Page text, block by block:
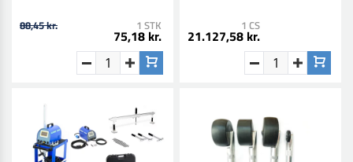
88,45 kr. 1 STK
75,18 kr.
1 CS
21.127,58 kr.